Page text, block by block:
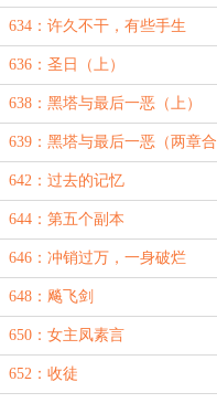
634：许久不干，有些手生
636：圣日（上）
638：黑塔与最后一恶（上）
639：黑塔与最后一恶（两章合
一）
642：过去的记忆
644：第五个副本
646：冲销过万，一身破烂
648：飚飞剑
650：女主凤素言
652：收徒